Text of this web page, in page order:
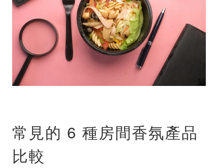
常見的 6 種房間香氛產品
比較